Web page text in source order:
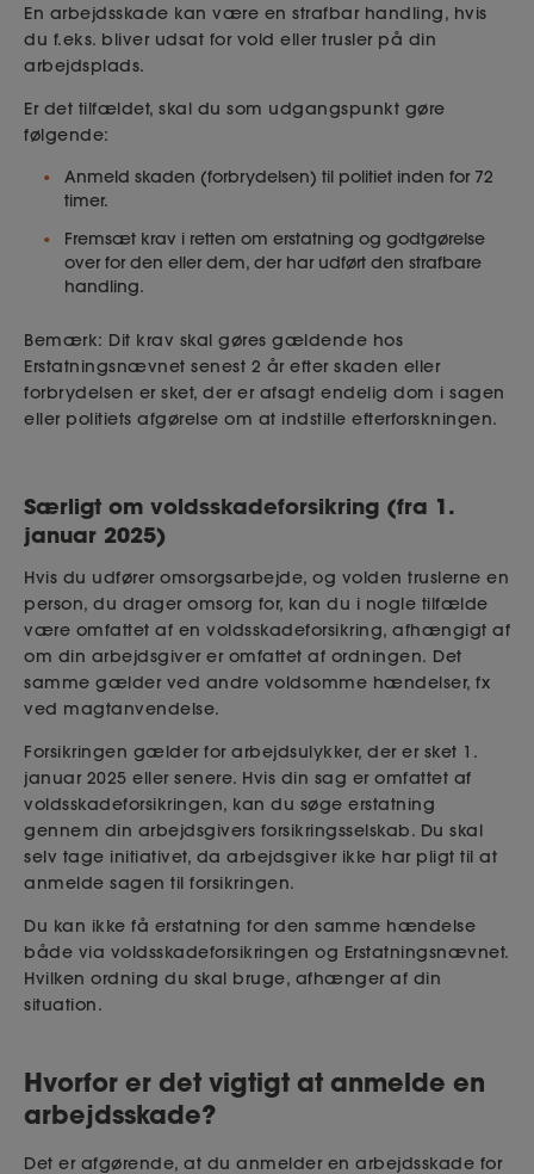
En arbejdsskade kan være en strafbar handling, hvis
du f.eks. bliver udsat for vold eller trusler på din
arbejdsplads.
Er det tilfældet, skal du som udgangspunkt gøre
følgende:
Anmeld skaden (forbrydelsen) til politiet inden for 72
timer.
Fremsæt krav i retten om erstatning og godtgørelse
over for den eller dem, der har udført den strafbare
handling.
Bemærk: Dit krav skal gøres gældende hos
Erstatningsnævnet senest 2 år efter skaden eller
forbrydelsen er sket, der er afsagt endelig dom i sagen
eller politiets afgørelse om at indstille efterforskningen.
Særligt om voldsskadeforsikring (fra 1.
januar 2025)
Hvis du udfører omsorgsarbejde, og volden truslerne en
person, du drager omsorg for, kan du i nogle tilfælde
være omfattet af en voldsskadeforsikring, afhængigt af
om din arbejdsgiver er omfattet af ordningen. Det
samme gælder ved andre voldsomme hændelser, fx
ved magtanvendelse.
Forsikringen gælder for arbejdsulykker, der er sket 1.
januar 2025 eller senere. Hvis din sag er omfattet af
voldsskadeforsikringen, kan du søge erstatning
gennem din arbejdsgivers forsikringsselskab. Du skal
selv tage initiativet, da arbejdsgiver ikke har pligt til at
anmelde sagen til forsikringen.
Du kan ikke få erstatning for den samme hændelse
både via voldsskadeforsikringen og Erstatningsnævnet.
Hvilken ordning du skal bruge, afhænger af din
situation.
Hvorfor er det vigtigt at anmelde en
arbejdsskade?
Det er afgørende, at du anmelder en arbejdsskade for